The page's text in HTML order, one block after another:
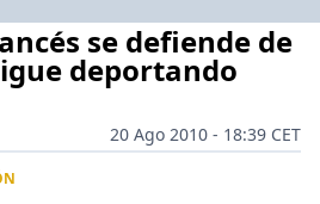
se defiende de
deportando
20 Ago 2010 - 18:39 CET